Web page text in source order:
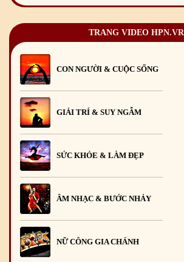
TRANG VIDEO HPN.VR
CON NGƯỜI & CUỘC SỐNG
GIẢI TRÍ & SUY NGẪM
SỨC KHỎE & LÀM ĐẸP
ÂM NHẠC & BƯỚC NHẢY
NỮ CÔNG GIA CHÁNH